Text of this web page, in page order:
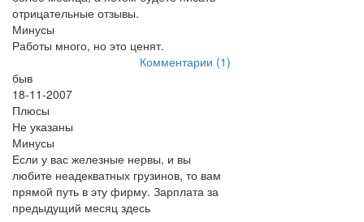
отрицательные отзывы.
Минусы
Работы много, но это ценят.
Комментарии (1)
быв
18-11-2007
Плюсы
Не указаны
Минусы
Если у вас железные нервы, и вы
любите неадекватных грузинов, то вам
прямой путь в эту фирму. Зарплата за
предыдущий месяц здесь